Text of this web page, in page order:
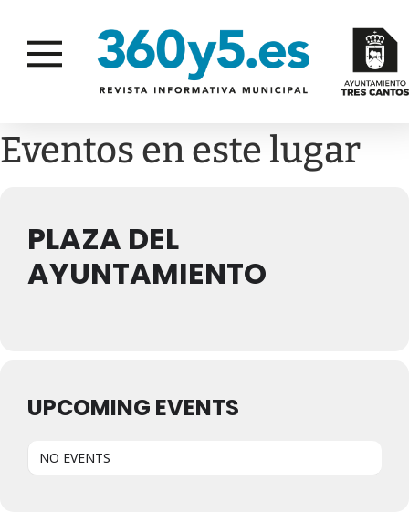
Eventos en este lugar
PLAZA DEL
AYUNTAMIENTO
UPCOMING EVENTS
NO EVENTS